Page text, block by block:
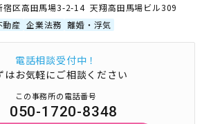
宿区高田馬場3-2-14 天翔高田馬場ビル309
動産 企業法務 離婚・浮気
電話相談受付中！
はお気軽にご相談ください
この事務所の電話番号
050-1720-8348